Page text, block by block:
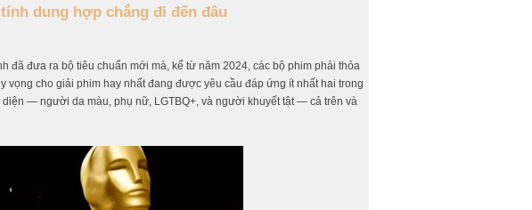
dung hợp chẳng đi đến đâu
đã đưa ra bộ tiêu chuẩn mới mà, kể từ năm 2024, các bộ phim phải thỏa
cho giải phim hay nhất đang được yêu cầu đáp ứng ít nhất hai trong
— người da màu, phụ nữ, LGTBQ+, và người khuyết tật — cả trên và